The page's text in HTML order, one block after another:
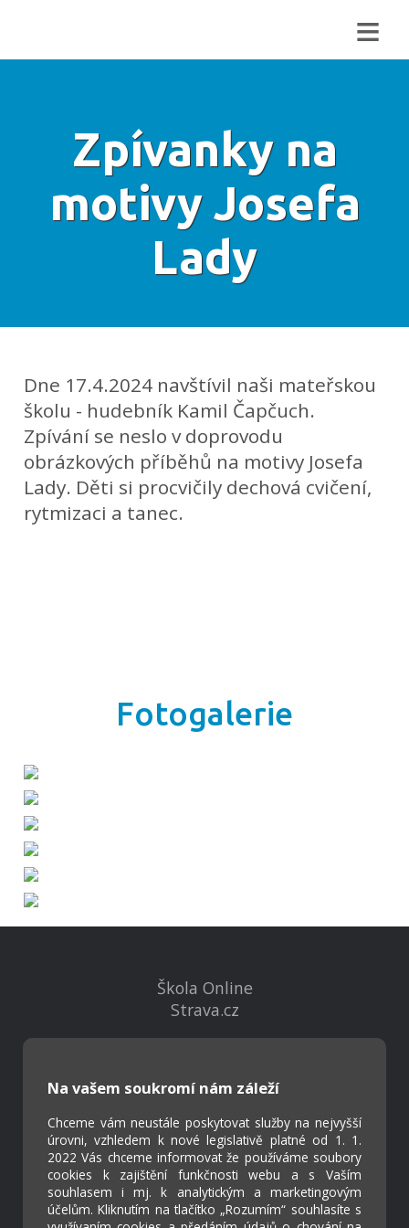
≡
Zpívanky na
motivy Josefa
Lady
Dne 17.4.2024 navštívil naši mateřskou
školu - hudebník Kamil Čapčuch.
Zpívání se neslo v doprovodu
obrázkových příběhů na motivy Josefa
Lady. Děti si procvičily dechová cvičení,
rytmizaci a tanec.
Fotogalerie
Na vašem soukromí nám záleží
Chceme vám neustále poskytovat služby na nejvyšší
úrovni, vzhledem k nové legislativě platné od 1. 1.
2022 Vás chceme informovat že používáme soubory
cookies k zajištění funkčnosti webu a s Vaším
souhlasem i mj. k analytickým a marketingovým
účelům. Kliknutím na tlačítko „Rozumím“ souhlasíte s
Škola Online
Strava.cz
Projekty
Virtuální prohlídka
Cookies
Přístupnost
Přihlášení